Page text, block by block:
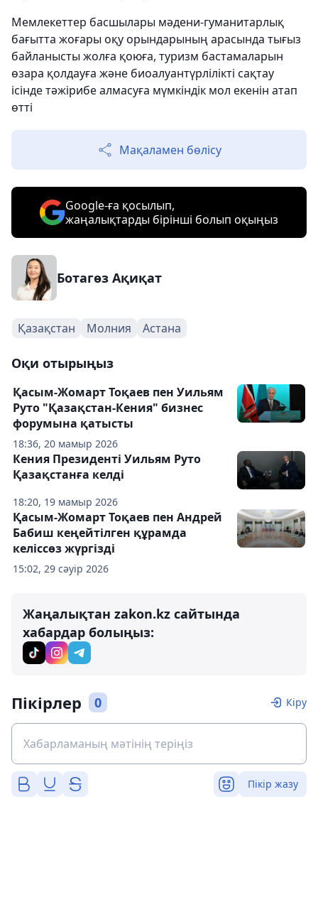
Мемлекеттер басшылары мәдени-гуманитарлық
бағытта жоғары оқу орындарының арасында тығыз
байланысты жолға қоюға, туризм бастамаларын
өзара қолдауға және биоалуантүрлілікті сақтау
ісінде тәжірибе алмасуға мүмкіндік мол екенін атап
өтті
Мақаламен бөлісу
Google-ға қосылып,
жаңалықтарды бірінші болып оқыңыз
Ботагөз Ақиқат
Қазақстан Молния Астана
Оқи отырыңыз
18:36, 20 мамыр 2026
Қасым-Жомарт Тоқаев пен Уильям
Руто "Қазақстан-Кения" бизнес
форумына қатысты
18:20, 19 мамыр 2026
Кения Президенті Уильям Руто
Қазақстанға келді
15:02, 29 сәуір 2026
Қасым-Жомарт Тоқаев пен Андрей
Бабиш кеңейтілген құрамда
келіссөз жүргізді
Жаңалықтан zakon.kz сайтында
хабардар болыңыз:
Пікірлер 0 Кіру
Пікір жазу